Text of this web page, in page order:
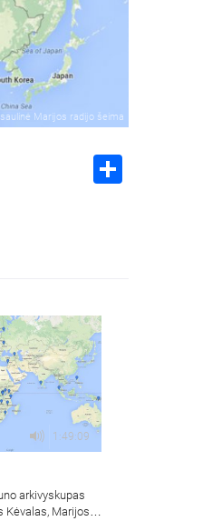
Marijos radijo šeima
1:49:09
arkivyskupas
Kėvalas, Marijos